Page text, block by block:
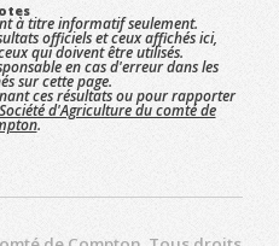
à titre informatif seulement.
officiels et ceux affichés ici,
qui doivent être utilisés.
en cas d'erreur dans les
sur cette page.
ces résultats ou pour rapporter
Société d'Agriculture du comté de
.